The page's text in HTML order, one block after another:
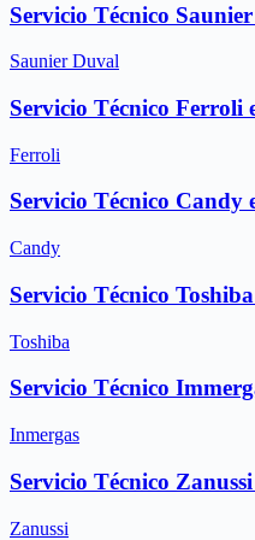
Servicio Técnico
Saunier Duval
Servicio Técnico Ferroli
Ferroli
Servicio Técnico Candy
Candy
Servicio Técnico
Toshiba
Servicio Técnico
Inmergas
Servicio Técnico
Zanussi